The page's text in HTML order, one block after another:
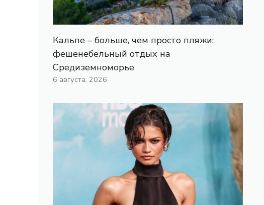
Кальпе – больше, чем просто пляжи:
фешенебельный отдых на
Средиземноморье
6 августа, 2026